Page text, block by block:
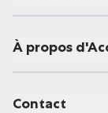
À propos
Contact